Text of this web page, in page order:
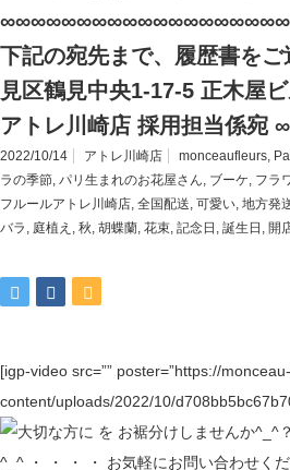
∞∞∞∞∞∞∞∞∞∞∞∞∞∞∞∞∞∞∞
下記の宛先まで、履歴書を
見区鶴見中央1-17-5 正木屋
アトレ川崎店 採用担当係
2022/10/14 アトレ川崎店 monceaufleurs,
ラの季節, パリ生まれのお花屋さん, ブーケ, フラ
フルールアトレ川崎店, 全国配送, 可愛い, 地方発
バラ , 庭植え , 秋, 胡蝶蘭, 花束, 記念日 , 誕生日 , 開
[igp-video src=”” poster=”https://
content/uploads/2022/10/